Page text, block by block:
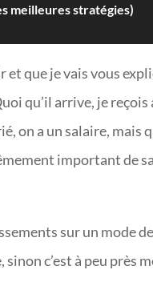
meilleures stratégies)
que je vais vous
qu’il arrive, je
on a un salaire, mais
important de
sur un mode
c’est à peu près